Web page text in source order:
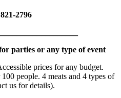
2796
parties or any type of event
prices for any budget.
people. 4 meats and 4 types of
us for details).